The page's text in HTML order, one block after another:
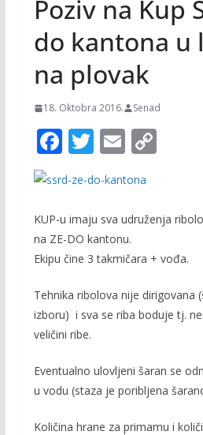
Poziv na Kup
do kantona u
na plovak
18. Oktobra 2016. Senad
F
ac
e
b
o
o
k
T
w
itt
er
E
ai
l
C
y
n
k
KUP-u imaju sva udruženja
na ZE-DO kantonu.
Ekipu čine 3 takmičara + vođa.
Tehnika ribolova nije dirigovana
izboru) i sva se riba boduje tj.
veličini ribe.
Eventualno ulovljeni šaran se
u vodu (staza je poribljena
Količina hrane za primamu i